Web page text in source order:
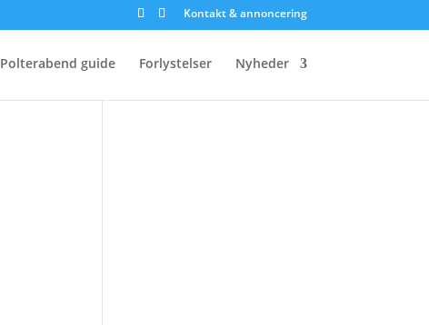
Kontakt & annoncering
Polterabend guide Forlystelser Nyheder